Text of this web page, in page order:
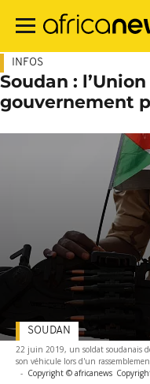
contenu
INFOS
Soudan :
gouvernement
22 juin 2019, un soldat soudanais
son véhicule lors d'un
- Copyright © africanews
SOUDAN